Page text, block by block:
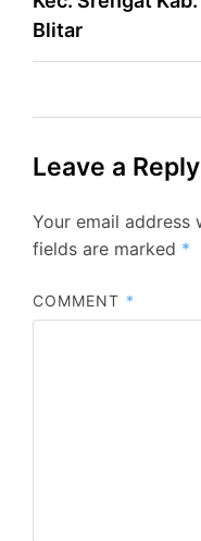
navigation
Blitar
Leave a Reply
Your email address
fields are marked *
COMMENT *